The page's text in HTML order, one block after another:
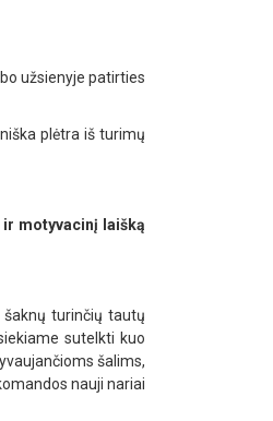
užsienyje patirties
plėtra iš turimų
motyvacinį laišką
šaknų turinčių tautų
sutelkti kuo
šalims,
nauji nariai